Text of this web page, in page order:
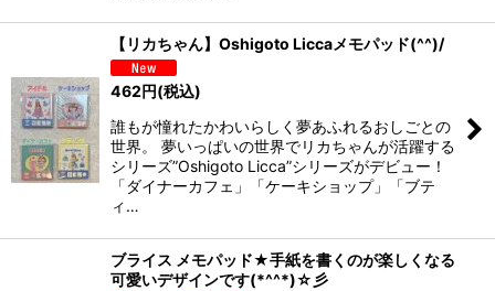
【リカちゃん】Oshigoto Liccaメモパッド(^^)/
462円(税込)
誰もが憧れたかわいらしく夢あふれるおしごとの
世界。 夢いっぱいの世界でリカちゃんが活躍する
シリーズ”Oshigoto Licca”シリーズがデビュー！
「ダイナーカフェ」「ケーキショップ」「ブテ
ィ…
ブライス メモパッド★手紙を書くのが楽しくなる
可愛いデザインです(*^^*)☆彡